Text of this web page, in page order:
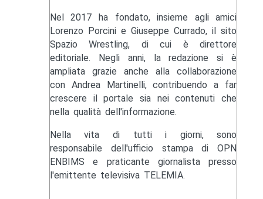
Nel 2017 ha fondato, insieme agli amici
Lorenzo Porcini e Giuseppe Currado, il sito
Spazio Wrestling, di cui è direttore
editoriale. Negli anni, la redazione si è
ampliata grazie anche alla collaborazione
con Andrea Martinelli, contribuendo a far
crescere il portale sia nei contenuti che
nella qualità dell'informazione.
Nella vita di tutti i giorni, sono
responsabile dell'ufficio stampa di OPN
ENBIMS e praticante giornalista presso
l'emittente televisiva TELEMIA.